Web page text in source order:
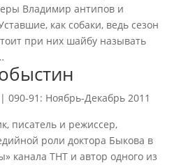
Владимир антипов и
как собаки, ведь сезон
при них шайбу называть
090-91: Ноябрь-Декабрь 2011
писатель и режиссер,
роли доктора Быкова в
канала ТНТ и автор одного из